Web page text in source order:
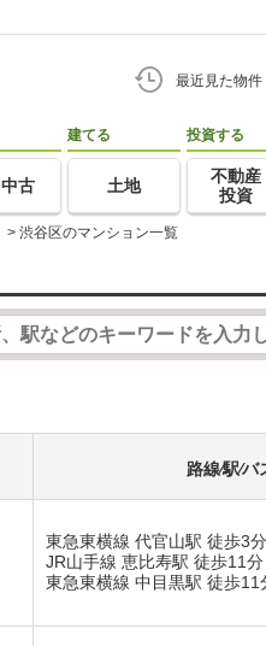
最近見た物件
中古
建てる
土地
投資する
不動産
投資
> 渋谷区のマンション一覧
路線⁄駅⁄
東急東横線 代官山駅 徒歩3分
JR山手線 恵比寿駅 徒歩11分
東急東横線 中目黒駅 徒歩11